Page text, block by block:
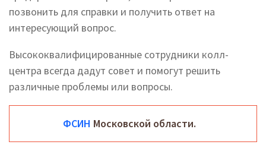
позвонить для справки и получить ответ на
интересующий вопрос.
Высококвалифицированные сотрудники колл-
центра всегда дадут совет и помогут решить
различные проблемы или вопросы.
ФСИН Московской области.